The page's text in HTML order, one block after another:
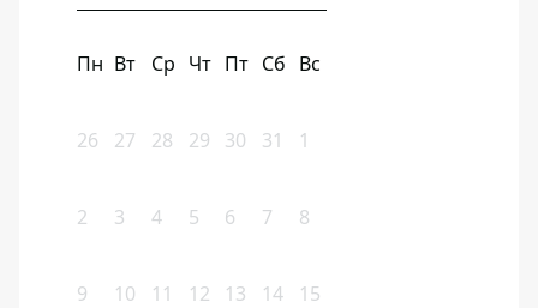
Пн Вт Ср Чт Пт Сб Вс
26 27 28 29 30 31 1
2 3 4 5 6 7 8
9 10 11 12 13 14 15